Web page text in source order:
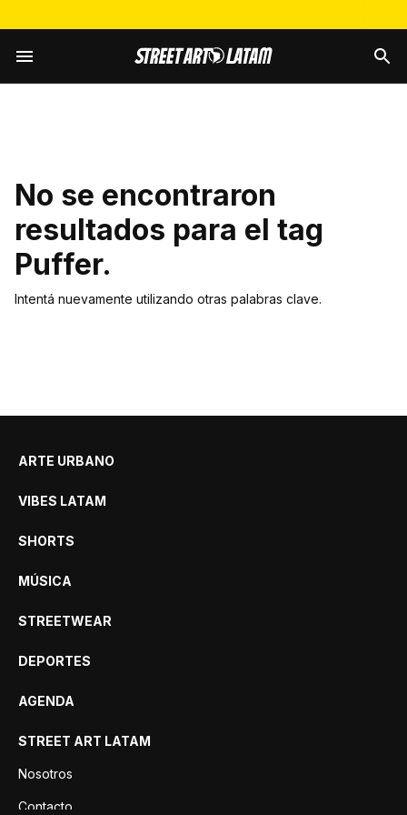
No se encontraron
resultados para el tag
Puffer.
Intentá nuevamente utilizando otras palabras clave.
ARTE URBANO
VIBES LATAM
SHORTS
MÚSICA
STREETWEAR
DEPORTES
AGENDA
STREET ART LATAM
Nosotros
Contacto